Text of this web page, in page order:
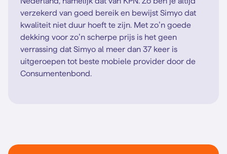
verzekerd van goed bereik en bewijst Simyo dat
kwaliteit niet duur hoeft te zijn. Met zo’n goede
dekking voor zo’n scherpe prijs is het geen
verrassing dat Simyo al meer dan 37 keer is
uitgeroepen tot beste mobiele provider door de
Consumentenbond.